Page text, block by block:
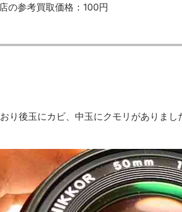
の参考買取価格：100円
り後玉にカビ、中玉にクモリがありまし